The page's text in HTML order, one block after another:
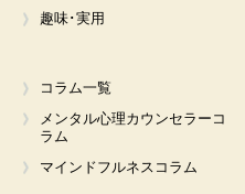
趣味･実用
コラム一覧
メンタル心理カウンセラーコ
ラム
マインドフルネスコラム